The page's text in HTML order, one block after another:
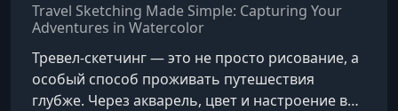
Travel Sketching Made Simple: Capturing Your
Adventures in Watercolor
Тревел-скетчинг — это не просто рисование, а
особый способ проживать путешествия
глубже. Через акварель, цвет и настроение вы